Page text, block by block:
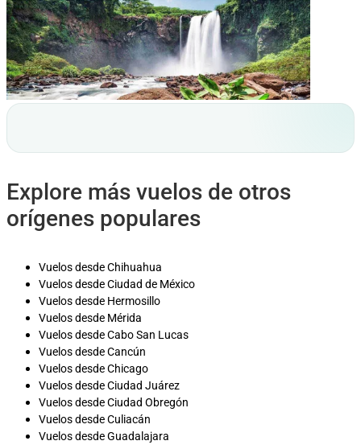
Explore más vuelos de otros
orígenes populares
Vuelos desde Chihuahua
Vuelos desde Ciudad de México
Vuelos desde Hermosillo
Vuelos desde Mérida
Vuelos desde Cabo San Lucas
Vuelos desde Cancún
Vuelos desde Chicago
Vuelos desde Ciudad Juárez
Vuelos desde Ciudad Obregón
Vuelos desde Culiacán
Vuelos desde Guadalajara